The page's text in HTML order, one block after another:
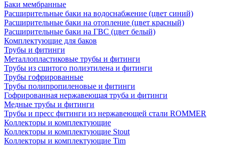
Баки мембранные
Расширительные баки на водоснабжение (цвет синий)
Расширительные баки на отопление (цвет красный)
Расширительные баки на ГВС (цвет белый)
Комплектующие для баков
Трубы и фитинги
Металлопластиковые трубы и фитинги
Трубы из сшитого полиэтилена и фитинги
Трубы гофрированные
Трубы полипропиленовые и фитинги
Гофрированная нержавеющая труба и фитинги
Медные трубы и фитинги
Трубы и пресс фитинги из нержавеющей стали ROMMER
Коллекторы и комплектующие
Коллекторы и комплектующие Stout
Коллекторы и комплектующие Tim